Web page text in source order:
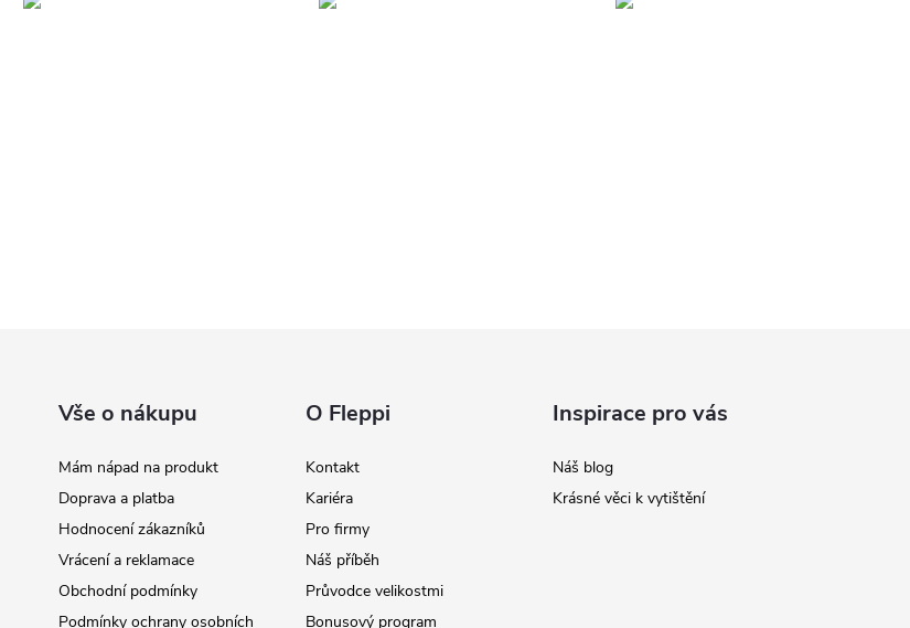
Vše o nákupu
Mám nápad na produkt
Doprava a platba
Hodnocení zákazníků
Vrácení a reklamace
Obchodní podmínky
Podmínky ochrany osobních
O Fleppi
Kontakt
Kariéra
Pro firmy
Náš příběh
Průvodce velikostmi
Bonusový program
Inspirace pro vás
Náš blog
Krásné věci k vytištění